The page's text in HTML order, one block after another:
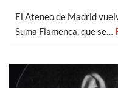
El Ateneo de Madrid
Suma Flamenca, que se…